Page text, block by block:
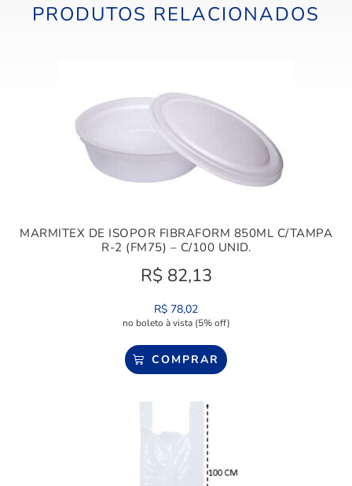
PRODUTOS RELACIONADOS
MARMITEX DE ISOPOR FIBRAFORM 850ML C/TAMPA
R-2 (FM75) – C/100 UNID.
R$ 82,13
R$ 78,02
no boleto à vista (5% off)
COMPRAR